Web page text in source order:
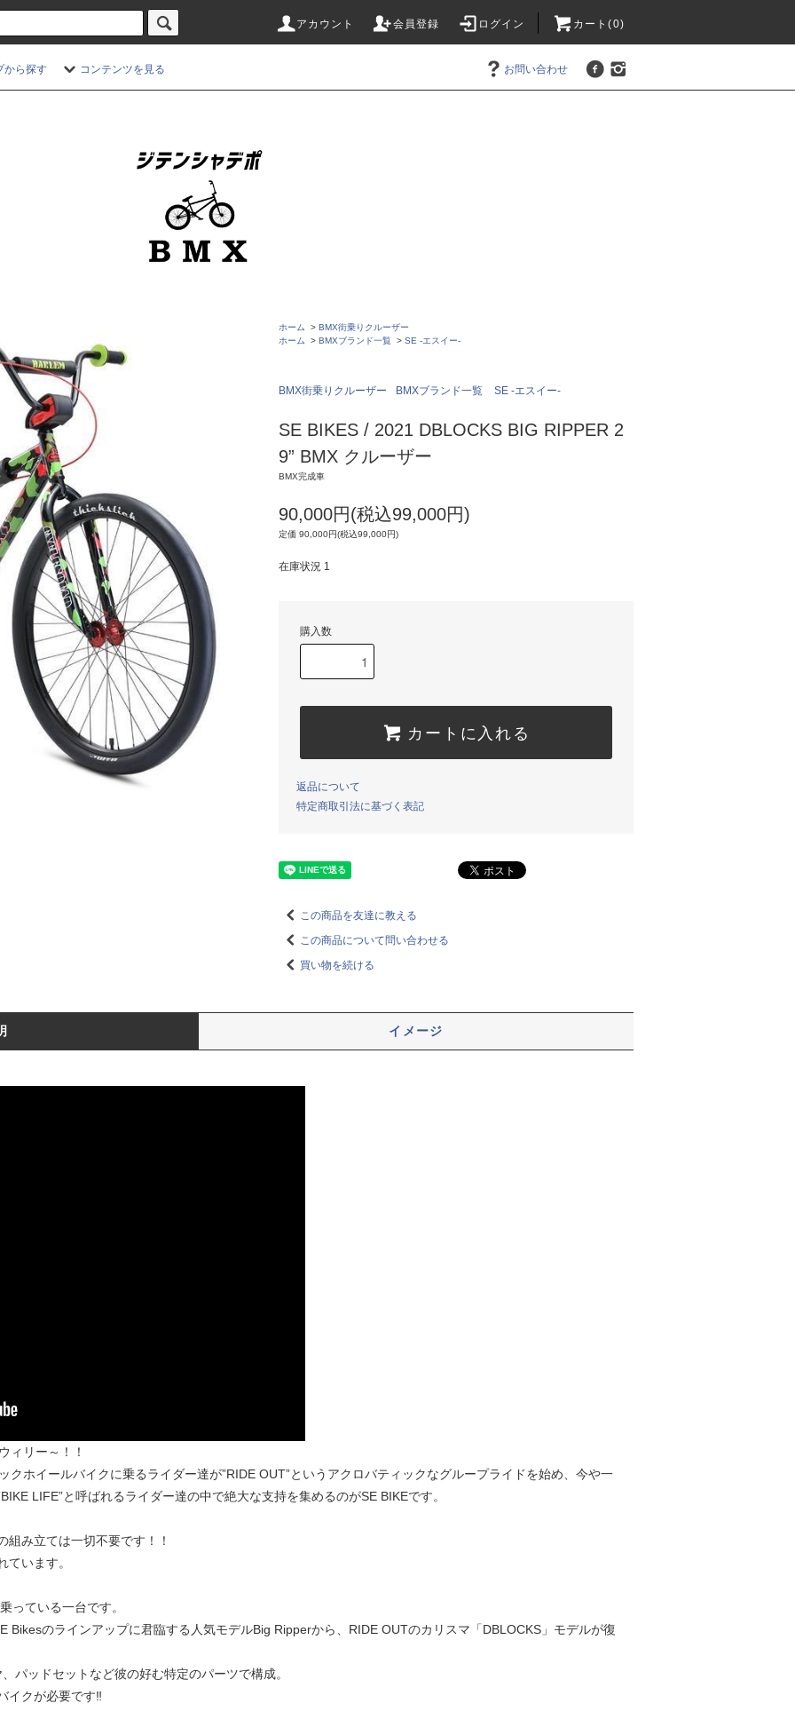
アカウント 会員登録 ログイン カート(0)
から探す コンテンツを見る お問い合わせ
ホーム > BMX街乗りクルーザー
ホーム
> BMXブランド一覧 > SE -エスイー-
BMX街乗りクルーザー BMXブランド一覧 SE -エスイー-
SE BIKES / 2021 DBLOCKS BIG RIPPER 2
9” BMX クルーザー
BMX完成車
90,000円(税込99,000円)
定価 90,000円(税込99,000円)
在庫状況 1
購入数
カートに入れる
返品について
特定商取引法に基づく表記
この商品を友達に教える
この商品について問い合わせる
買い物を続ける
イメージ
ィリー～！！
クホイールバイクに乗るライダー達が”RIDE OUT”というアクロバティックなグループライドを始め、今や一
LIFE”と呼ばれるライダー達の中で絶大な支持を集めるのがSE BIKEです。
み立ては一切不要です！！
います。
っている一台です。
Bikesのラインアップに君臨する人気モデルBig Ripperから、RIDE OUTのカリスマ「DBLOCKS」モデルが復
パッドセットなど彼の好む特定のパーツで構成。
イクが必要です‼